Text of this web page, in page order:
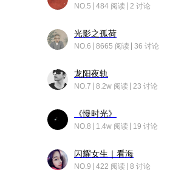
NO.5 484 阅读 2 讨论
光影之孤荷
NO.6 8665 阅读 36 讨论
龙阳夜轨
NO.7 8.2w 阅读 23 讨论
《慢时光》
NO.8 1.4w 阅读 19 讨论
闪耀女生｜看海
NO.9 422 阅读 8 讨论